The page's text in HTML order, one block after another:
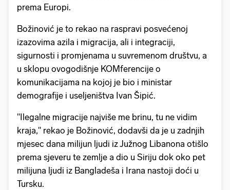
prema Europi.
Božinović je to rekao na raspravi posvećenoj
izazovima azila i migracija, ali i integraciji,
sigurnosti i promjenama u suvremenom društvu, a
u sklopu ovogodišnje KOMferencije o
komunikacijama na kojoj je bio i ministar
demografije i useljeništva Ivan Šipić.
"Ilegalne migracije najviše me brinu, tu ne vidim
kraja," rekao je Božinović, dodavši da je u zadnjih
mjesec dana milijun ljudi iz Južnog Libanona otišlo
prema sjeveru te zemlje a dio u Siriju dok oko pet
milijuna ljudi iz Bangladeša i Irana nastoji doći u
Tursku.